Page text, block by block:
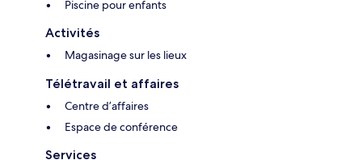
Piscine pour enfants
Activités
Magasinage sur les lieux
Télétravail et affaires
Centre d’affaires
Espace de conférence
Services